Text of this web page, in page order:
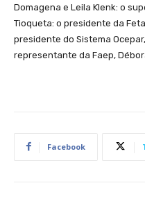
Domagena e Leila Klenk: o
Tioqueta: o presidente da
presidente do Sistema
representante da Faep,
Facebook